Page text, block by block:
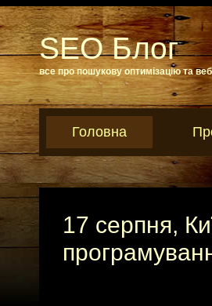
SEO Блог
все про пошукову оптимізацію та
Головна
17 серпня,